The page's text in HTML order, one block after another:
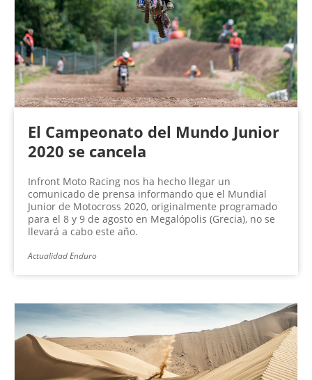
El Campeonato del Mundo Junior
2020 se cancela
Infront Moto Racing nos ha hecho llegar un
comunicado de prensa informando que el Mundial
Junior de Motocross 2020, originalmente programado
para el 8 y 9 de agosto en Megalópolis (Grecia), no se
llevará a cabo este año.
Actualidad Enduro